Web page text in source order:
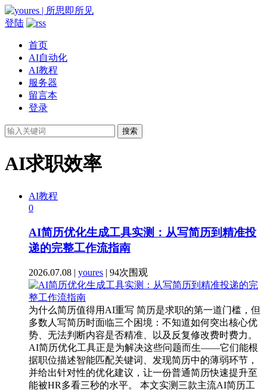
登陆
首页
AI自动化
AI教程
服务器
留言本
登录
搜索
AI求职效率
AI教程
0
AI简历优化生成工具实测：从写简历到精准投
递的完整工作流指南
2026.07.08 | youres | 94次围观
为什么简历值得用AI重写 简历是求职的第一道门槛，但
多数人写简历时面临三个困境：不知道如何突出核心优
势、无法判断内容是否精准、以及反复修改费时费力。
AI简历优化工具正是为解决这些问题而生——它们能根
据职位描述智能匹配关键词、发现简历中的薄弱环节，
并给出针对性的优化建议，让一份普通简历快速提升至
能被HR多看三秒的水平。 本文实测三款主流AI简历工